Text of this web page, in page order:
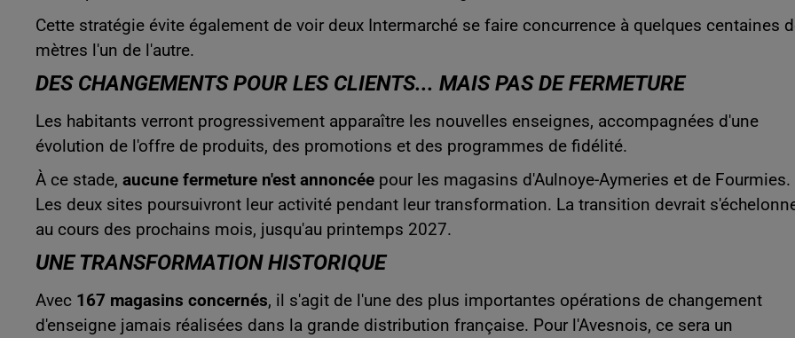
Cette stratégie évite également de voir deux Intermarché se faire concurrence à quelques centaines
mètres l'un de l'autre.
DES CHANGEMENTS POUR LES CLIENTS... MAIS PAS DE FERMETURE
Les habitants verront progressivement apparaître les nouvelles enseignes, accompagnées d'une
évolution de l'offre de produits, des promotions et des programmes de fidélité.
À ce stade, aucune fermeture n'est annoncée pour les magasins d'Aulnoye-Aymeries et de Fourmies.
Les deux sites poursuivront leur activité pendant leur transformation. La transition devrait
au cours des prochains mois, jusqu'au printemps 2027.
UNE TRANSFORMATION HISTORIQUE
Avec 167 magasins concernés, il s'agit de l'une des plus importantes opérations de changement
d'enseigne jamais réalisées dans la grande distribution française. Pour l'Avesnois, ce sera un